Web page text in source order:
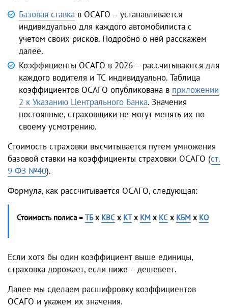
Базовая ставка в ОСАГО – устанавливается
индивидуально для каждого автомобилиста с
учетом своих рисков. Подробно о ней расскажем
далее.
Коэффициенты ОСАГО в 2026 – рассчитываются для
каждого водителя и ТС индивидуально. Таблица
коэффициентов ОСАГО опубликована в приложении
2 к Указанию Центрального Банка. Значения
постоянные, страховщики не могут менять их по
своему усмотрению.
Стоимость страховки высчитывается путем умножения
базовой ставки на коэффициенты страховки ОСАГО (ст.
9 ФЗ №40).
Формула, как рассчитывается ОСАГО, следующая:
Стоимость полиса = ТБх КВС х КТх КМ х КС х КБМ х КО
Если хотя бы один коэффициент выше единицы,
страховка дорожает, если ниже – дешевеет.
Далее мы сделаем расшифровку коэффициентов
ОСАГО и укажем их значения.